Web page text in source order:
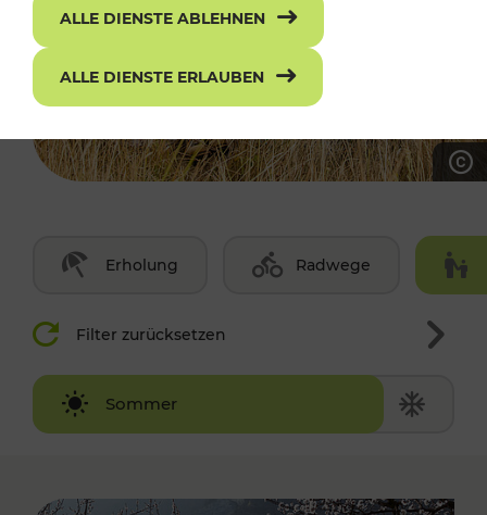
Erholung Radwege
Filter zurücksetzen
Sommer
Winter
ALLE DIENSTE ABLEHNEN
ALLE DIENSTE ERLAUBEN